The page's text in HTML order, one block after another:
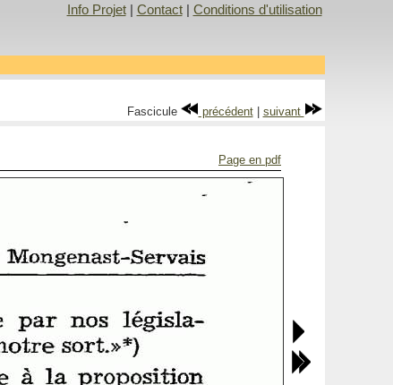
Info Projet| Contact| Conditions d'utilisation
Fascicule précédent| suivant
Page en pdf